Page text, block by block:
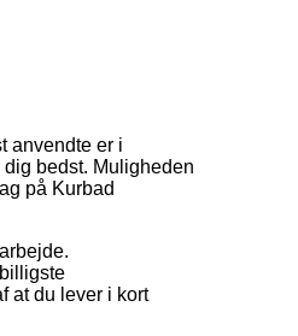
anvendte er i
bedst. Muligheden
på Kurbad
at du lever i kort